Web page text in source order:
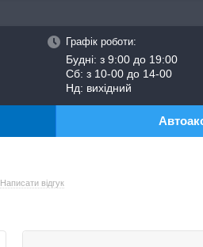
Графік роботи:
Будні: з 9:00 до 19:00
Сб: з 10-00 до 14-00
Нд: вихідний
Написати відгук